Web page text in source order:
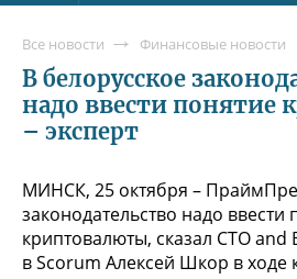
Все новости Финансовые новости
В белорусское
надо ввести понятие
– эксперт
МИНСК, 25 октября –
законодательство надо ввести
криптовалюты, сказал CTO
в Scorum Алексей Шкор в ходе